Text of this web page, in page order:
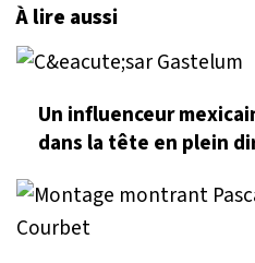
À lire aussi
Un influenceur
dans la tête en plein